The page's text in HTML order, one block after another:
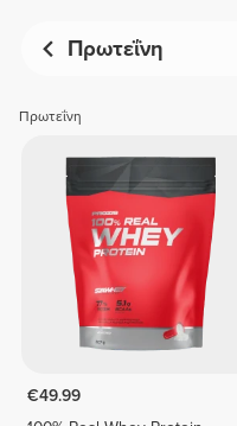
Πρωτεΐνη
Πρωτεΐνη
€49.99